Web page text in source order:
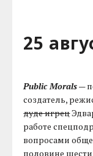
25
Public Morals—
создатель,
дуде игрец
работе
вопросами
половине